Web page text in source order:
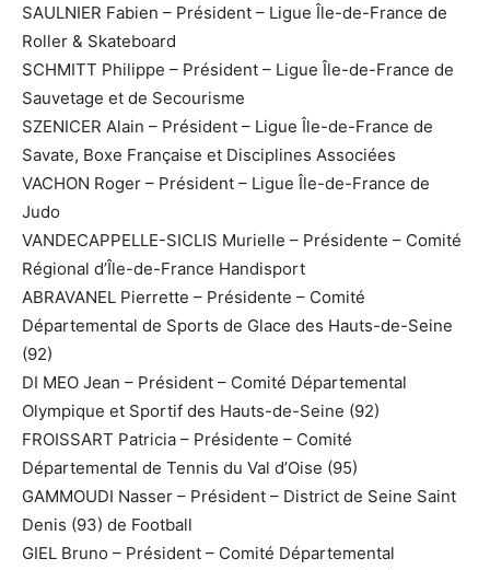
SAULNIER Fabien – Président – Ligue Île-de-France de
Roller & Skateboard
SCHMITT Philippe – Président – Ligue Île-de-France de
Sauvetage et de Secourisme
SZENICER Alain – Président – Ligue Île-de-France de
Savate, Boxe Française et Disciplines Associées
VACHON Roger – Président – Ligue Île-de-France de
Judo
VANDECAPPELLE-SICLIS Murielle – Présidente – Comité
Régional d’Île-de-France Handisport
ABRAVANEL Pierrette – Présidente – Comité
Départemental de Sports de Glace des Hauts-de-Seine
(92)
DI MEO Jean – Président – Comité Départemental
Olympique et Sportif des Hauts-de-Seine (92)
FROISSART Patricia – Présidente – Comité
Départemental de Tennis du Val d’Oise (95)
GAMMOUDI Nasser – Président – District de Seine Saint
Denis (93) de Football
GIEL Bruno – Président – Comité Départemental